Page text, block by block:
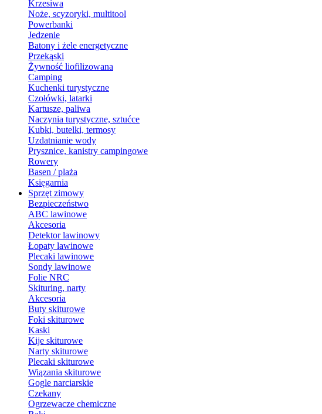
Krzesiwa
Noże, scyzoryki, multitool
Powerbanki
Jedzenie
Batony i żele energetyczne
Przekąski
Żywność liofilizowana
Camping
Kuchenki turystyczne
Czołówki, latarki
Kartusze, paliwa
Naczynia turystyczne, sztućce
Kubki, butelki, termosy
Uzdatnianie wody
Prysznice, kanistry campingowe
Rowery
Basen / plaża
Księgarnia
Sprzęt zimowy
Bezpieczeństwo
ABC lawinowe
Akcesoria
Detektor lawinowy
Łopaty lawinowe
Plecaki lawinowe
Sondy lawinowe
Folie NRC
Skituring, narty
Akcesoria
Buty skiturowe
Foki skiturowe
Kaski
Kije skiturowe
Narty skiturowe
Plecaki skiturowe
Wiązania skiturowe
Gogle narciarskie
Czekany
Ogrzewacze chemiczne